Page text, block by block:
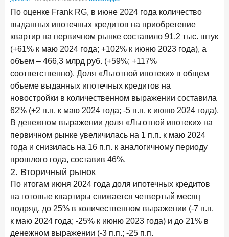
По оценке Frank RG, в июне 2024 года количество
выданных ипотечных кредитов на приобретение
квартир на первичном рынке составило 91,2 тыс. штук
(+61% к маю 2024 года; +102% к июню 2023 года), а
объем – 466,3 млрд руб. (+59%; +117%
соответственно). Доля «Льготной ипотеки» в общем
объеме выданных ипотечных кредитов на
новостройки в количественном выражении составила
62% (+2 п.п. к маю 2024 года; -5 п.п. к июню 2024 года).
В денежном выражении доля «Льготной ипотеки» на
первичном рынке увеличилась на 1 п.п. к маю 2024
года и снизилась на 16 п.п. к аналогичному периоду
прошлого года, составив 46%.
2. Вторичный рынок
По итогам июня 2024 года доля ипотечных кредитов
на готовые квартиры снижается четвертый месяц
подряд, до 25% в количественном выражении (-7 п.п.
к маю 2024 года; -25% к июню 2023 года) и до 21% в
денежном выражении (-3 п.п.; -25 п.п.